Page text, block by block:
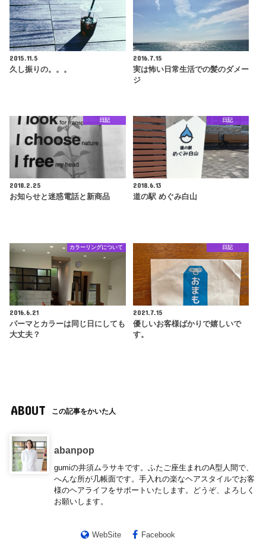
2015.11.5
久し振りの。。。
2016.7.15
実は怖い日常生活での髪のダメー
ジ
日記
2018.2.25
お知らせと迷惑電話と新商品
日記
2018.6.13
道の駅 めぐみ白山
カラーリングについて
2016.6.21
パーマとカラーは同じ日にしても
大丈夫？
日記
2021.7.15
優しいお客様ばかりで嬉しいで
す。
ABOUT この記事をかいた人
abanpop
gumiの井須ムラサキです。ふたご座生まれのA型人間で、
へんな所が几帳面です。手入れの楽なヘアスタイルでお客
様のヘアライフをサポートいたします。どうぞ、よろしく
お願いします。
WebSite Facebook